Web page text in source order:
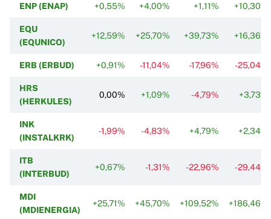
ENP (ENAP) +0,55% +4,00% +1,11% +10,30%
EQU
(EQUNICO)
+12,59% +25,70% +39,73% +16,36%
ERB (ERBUD) +0,91% -11,04% -17,96% -25,04%
HRS
(HERKULES)
0,00% +1,09% -4,79% +3,73%
INK
(INSTALKRK)
-1,99% -4,83% +4,79% +2,34%
ITB
(INTERBUD)
+0,67% -1,31% -22,96% -29,44%
MDI
(MDIENERGIA)
+25,71% +45,70% +109,52% +186,46%